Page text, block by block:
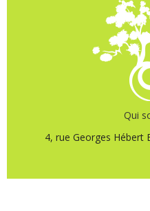
Qui
4, rue Georges Hébert